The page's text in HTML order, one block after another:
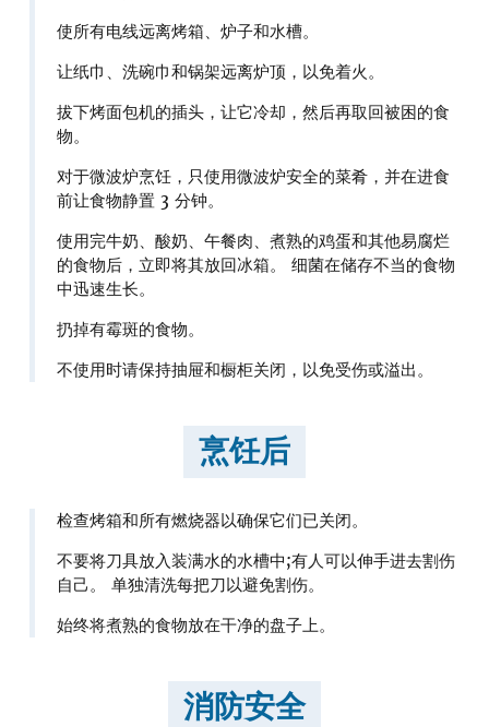
使所有电线远离烤箱、炉子和水槽。
让纸巾、洗碗巾和锅架远离炉顶，以免着火。
拔下烤面包机的插头，让它冷却，然后再取回被困的食
物。
对于微波炉烹饪，只使用微波炉安全的菜肴，并在进食
前让食物静置 3 分钟。
使用完牛奶、酸奶、午餐肉、煮熟的鸡蛋和其他易腐烂
的食物后，立即将其放回冰箱。 细菌在储存不当的食物
中迅速生长。
扔掉有霉斑的食物。
不使用时请保持抽屉和橱柜关闭，以免受伤或溢出。
烹饪后
检查烤箱和所有燃烧器以确保它们已关闭。
不要将刀具放入装满水的水槽中;有人可以伸手进去割伤
自己。 单独清洗每把刀以避免割伤。
始终将煮熟的食物放在干净的盘子上。
消防安全